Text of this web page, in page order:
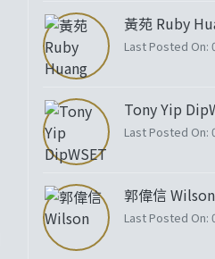
黃苑 Ruby
Last Posted On:
Tony Yip
Last Posted On:
郭偉信 Wilson
Last Posted On: